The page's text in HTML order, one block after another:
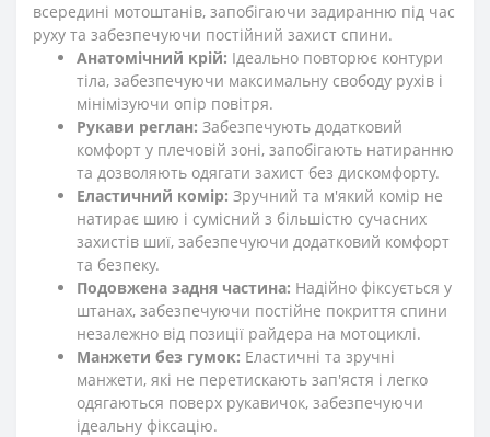
всередині мотоштанів, запобігаючи задиранню під час
руху та забезпечуючи постійний захист спини.
Анатомічний крій: Ідеально повторює контури
тіла, забезпечуючи максимальну свободу рухів і
мінімізуючи опір повітря.
Рукави реглан: Забезпечують додатковий
комфорт у плечовій зоні, запобігають натиранню
та дозволяють одягати захист без дискомфорту.
Еластичний комір: Зручний та м'який комір не
натирає шию і сумісний з більшістю сучасних
захистів шиї, забезпечуючи додатковий комфорт
та безпеку.
Подовжена задня частина: Надійно фіксується у
штанах, забезпечуючи постійне покриття спини
незалежно від позиції райдера на мотоциклі.
Манжети без гумок: Еластичні та зручні
манжети, які не перетискають зап'ястя і легко
одягаються поверх рукавичок, забезпечуючи
ідеальну фіксацію.